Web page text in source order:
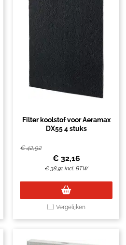
Filter koolstof voor Aeramax
DX55 4 stuks
€42,92
€ 32,16
€ 38,91 Incl. BTW
Vergelijken